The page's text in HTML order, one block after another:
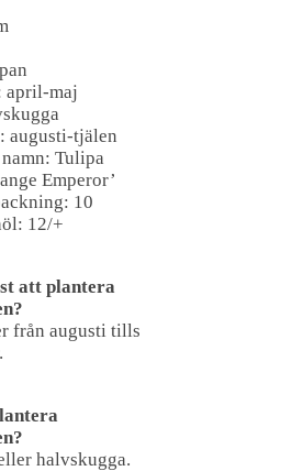
april-maj
augusti-tjälen
Tulipa
Emperor’
10
12/+
att plantera
från augusti tills
halvskugga.